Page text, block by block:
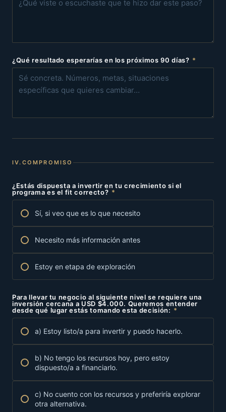
¿Qué resultado esperarías en los próximos 90 días? *
IV. COMPROMISO
¿Estás dispuesta a invertir en tu crecimiento si el
programa es el fit correcto? *
Sí, si veo que es lo que necesito
Necesito más información antes
Estoy en etapa de exploración
Para llevar tu negocio al siguiente nivel se requiere una
inversión cercana a USD $4.000. Queremos entender
desde qué lugar estás tomando esta decisión: *
a) Estoy listo/a para invertir y puedo hacerlo.
b) No tengo los recursos hoy, pero estoy
dispuesto/a a financiarlo.
c) No cuento con los recursos y preferiría explorar
otra alternativa.